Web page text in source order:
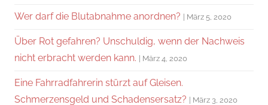
Wer darf die Blutabnahme anordnen? März 5, 2020
Über Rot gefahren? Unschuldig, wenn der Nachweis
nicht erbracht werden kann.
März 4, 2020
Eine Fahrradfahrerin stürzt auf Gleisen.
Schmerzensgeld und Schadensersatz?
März 3, 2020